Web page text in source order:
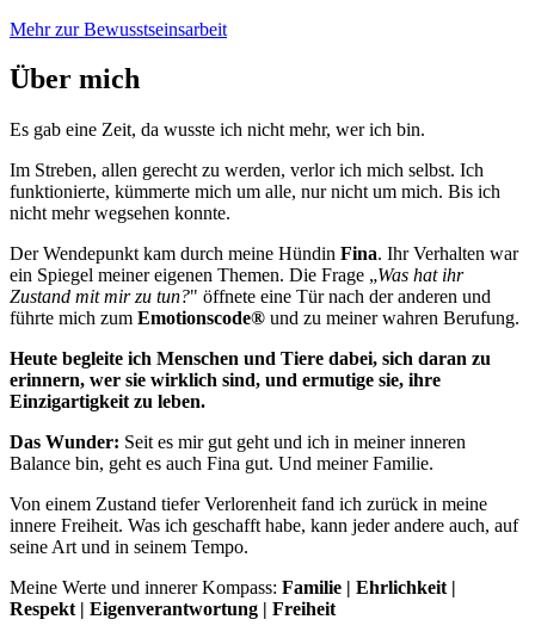
Mehr zur Bewusstseinsarbeit
Über mich
Es gab eine Zeit, da wusste ich nicht mehr, wer ich bin.
Im Streben, allen gerecht zu werden, verlor ich mich selbst. Ich
funktionierte, kümmerte mich um alle, nur nicht um mich. Bis ich
nicht mehr wegsehen konnte.
Der Wendepunkt kam durch meine Hündin Fina. Ihr Verhalten war
ein Spiegel meiner eigenen Themen. Die Frage „Was hat ihr
Zustand mit mir zu tun?" öffnete eine Tür nach der anderen und
führte mich zum Emotionscode® und zu meiner wahren Berufung.
Heute begleite ich Menschen und Tiere dabei, sich daran zu
erinnern, wer sie wirklich sind, und ermutige sie, ihre
Einzigartigkeit zu leben.
Das Wunder: Seit es mir gut geht und ich in meiner inneren
Balance bin, geht es auch Fina gut. Und meiner Familie.
Von einem Zustand tiefer Verlorenheit fand ich zurück in meine
innere Freiheit. Was ich geschafft habe, kann jeder andere auch, auf
seine Art und in seinem Tempo.
Meine Werte und innerer Kompass: Familie | Ehrlichkeit |
Respekt | Eigenverantwortung | Freiheit